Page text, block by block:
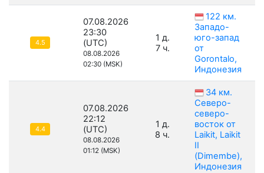
4.5
07.08.2026
23:30
(UTC)
08.08.2026
02:30 (MSK)
1 д.
7 ч.
122 км.
Западо-
юго-запад
от
Gorontalo,
Индонезия
4.4
07.08.2026
22:12
(UTC)
08.08.2026
01:12 (MSK)
1 д.
8 ч.
34 км.
Северо-
северо-
восток от
Laikit, Laikit
II
(Dimembe),
Индонезия